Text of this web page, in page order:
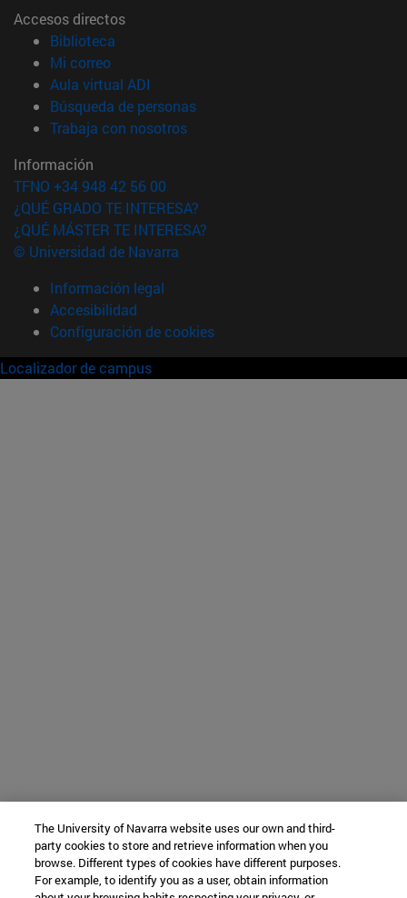
Accesos directos
Biblioteca
Mi correo(abre en nueva ventana)
Aula virtual ADI
Búsqueda de personas(abre en nueva ventana)
Trabaja con nosotros(abre en nueva ventana)
Información
TFNO +34 948 42 56 00
¿QUÉ GRADO TE INTERESA?
¿QUÉ MÁSTER TE INTERESA?
© Universidad de Navarra
Información legal
Accesibilidad
Configuración de cookies
Localizador de campus
The University of Navarra website uses our own and third-
party cookies to store and retrieve information when you
browse. Different types of cookies have different purposes.
For example, to identify you as a user, obtain information